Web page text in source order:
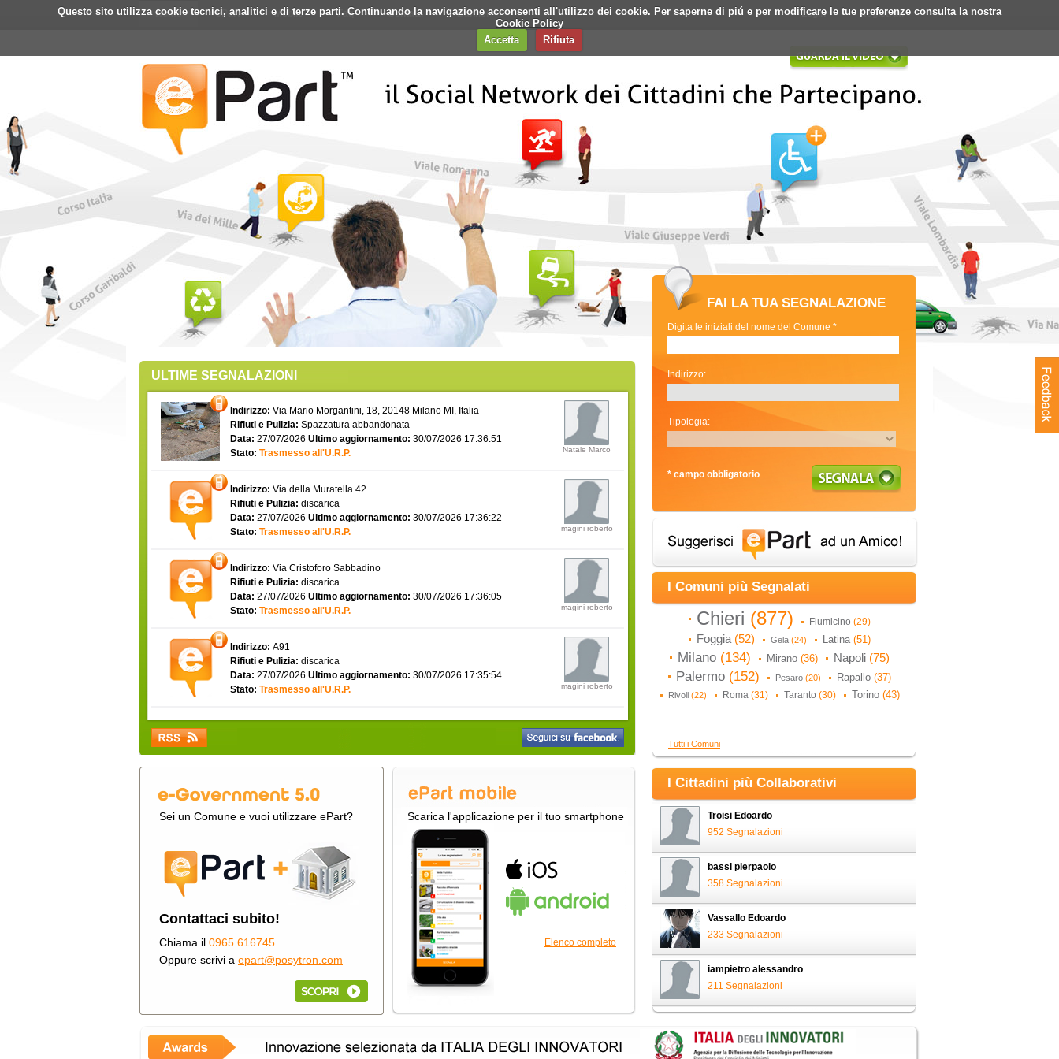
Questo sito utilizza cookie tecnici, analitici e di terze parti. Continuando la navigazione acconsenti all'utilizzo dei cookie. Per saperne di piú e per modificare le tue preferenze consulta la nostra
Cookie Policy
Accetta
Rifiuta
Home ePart Mobile Faq Contatti Banner Login Registrati
ULTIME SEGNALAZIONI
Indirizzo: Via Mario Morgantini, 18, 20148 Milano MI, Italia
Rifiuti e Pulizia: Spazzatura abbandonata
Data: 27/07/2026 Ultimo aggiornamento: 30/07/2026 17:36:51
Stato: Trasmesso all'U.R.P. Natale Marco
Indirizzo: Via della Muratella 42
Rifiuti e Pulizia: discarica
Data: 27/07/2026 Ultimo aggiornamento: 30/07/2026 17:36:22
Stato: Trasmesso all'U.R.P. magini roberto
Indirizzo: Via Cristoforo Sabbadino
Rifiuti e Pulizia: discarica
Data: 27/07/2026 Ultimo aggiornamento: 30/07/2026 17:36:05
Stato: Trasmesso all'U.R.P. magini roberto
Indirizzo: A91
Rifiuti e Pulizia: discarica
Data: 27/07/2026 Ultimo aggiornamento: 30/07/2026 17:35:54
Stato: Trasmesso all'U.R.P. magini roberto
Sei un Comune e vuoi utilizzare ePart?
Contattaci subito!
Chiama il 0965 616745
Oppure scrivi a epart@posytron.com
Scarica l'applicazione per il tuo smartphone
Elenco completo
FAI LA TUA SEGNALAZIONE
Digita le iniziali del nome del Comune *
Indirizzo:
Tipologia:
* campo obbligatorio
I Comuni più Segnalati
Chieri (877) Fiumicino (29)
Foggia (52) Gela (24) Latina (51)
Milano (134) Mirano (36) Napoli (75)
Palermo (152) Pesaro (20) Rapallo (37)
Rivoli (22) Roma (31) Taranto (30) Torino (43)
Tutti i Comuni
I Cittadini più Collaborativi
Troisi Edoardo
952 Segnalazioni
bassi pierpaolo
358 Segnalazioni
Vassallo Edoardo
233 Segnalazioni
iampietro alessandro
211 Segnalazioni